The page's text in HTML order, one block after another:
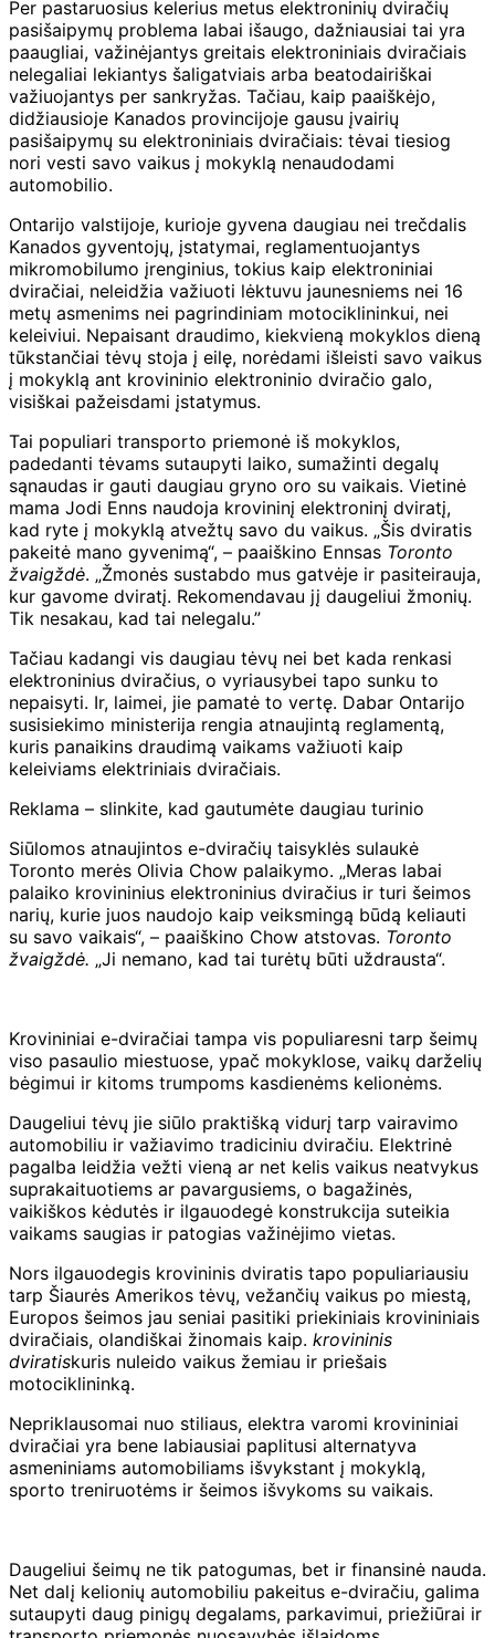
Per pastaruosius kelerius metus elektroninių dviračių
pasišaipymų problema labai išaugo, dažniausiai tai yra
paaugliai, važinėjantys greitais elektroniniais dviračiais
nelegaliai lekiantys šaligatviais arba beatodairiškai
važiuojantys per sankryžas. Tačiau, kaip paaiškėjo,
didžiausioje Kanados provincijoje gausu įvairių
pasišaipymų su elektroniniais dviračiais: tėvai tiesiog
nori vesti savo vaikus į mokyklą nenaudodami
automobilio.
Ontarijo valstijoje, kurioje gyvena daugiau nei trečdalis
Kanados gyventojų, įstatymai, reglamentuojantys
mikromobilumo įrenginius, tokius kaip elektroniniai
dviračiai, neleidžia važiuoti lėktuvu jaunesniems nei 16
metų asmenims nei pagrindiniam motociklininkui, nei
keleiviui. Nepaisant draudimo, kiekvieną mokyklos dieną
tūkstančiai tėvų stoja į eilę, norėdami išleisti savo vaikus
į mokyklą ant krovininio elektroninio dviračio galo,
visiškai pažeisdami įstatymus.
Tai populiari transporto priemonė iš mokyklos,
padedanti tėvams sutaupyti laiko, sumažinti degalų
sąnaudas ir gauti daugiau gryno oro su vaikais. Vietinė
mama Jodi Enns naudoja krovininį elektroninį dviratį,
kad ryte į mokyklą atvežtų savo du vaikus. „Šis dviratis
pakeitė mano gyvenimą“, – paaiškino Ennsas Toronto
žvaigždė. „Žmonės sustabdo mus gatvėje ir pasiteirauja,
kur gavome dviratį. Rekomendavau jį daugeliui žmonių.
Tik nesakau, kad tai nelegalu.”
Tačiau kadangi vis daugiau tėvų nei bet kada renkasi
elektroninius dviračius, o vyriausybei tapo sunku to
nepaisyti. Ir, laimei, jie pamatė to vertę. Dabar Ontarijo
susisiekimo ministerija rengia atnaujintą reglamentą,
kuris panaikins draudimą vaikams važiuoti kaip
keleiviams elektriniais dviračiais.
Reklama – slinkite, kad gautumėte daugiau turinio
Siūlomos atnaujintos e-dviračių taisyklės sulaukė
Toronto merės Olivia Chow palaikymo. „Meras labai
palaiko krovininius elektroninius dviračius ir turi šeimos
narių, kurie juos naudojo kaip veiksmingą būdą keliauti
su savo vaikais“, – paaiškino Chow atstovas. Toronto
žvaigždė. „Ji nemano, kad tai turėtų būti uždrausta“.
Krovininiai e-dviračiai tampa vis populiaresni tarp šeimų
viso pasaulio miestuose, ypač mokyklose, vaikų darželių
bėgimui ir kitoms trumpoms kasdienėms kelionėms.
Daugeliui tėvų jie siūlo praktišką vidurį tarp vairavimo
automobiliu ir važiavimo tradiciniu dviračiu. Elektrinė
pagalba leidžia vežti vieną ar net kelis vaikus neatvykus
suprakaituotiems ar pavargusiems, o bagažinės,
vaikiškos kėdutės ir ilgauodegė konstrukcija suteikia
vaikams saugias ir patogias važinėjimo vietas.
Nors ilgauodegis krovininis dviratis tapo populiariausiu
tarp Šiaurės Amerikos tėvų, vežančių vaikus po miestą,
Europos šeimos jau seniai pasitiki priekiniais krovininiais
dviračiais, olandiškai žinomais kaip. krovininis
dviratiskuris nuleido vaikus žemiau ir priešais
motociklininką.
Nepriklausomai nuo stiliaus, elektra varomi krovininiai
dviračiai yra bene labiausiai paplitusi alternatyva
asmeniniams automobiliams išvykstant į mokyklą,
sporto treniruotėms ir šeimos išvykoms su vaikais.
Daugeliui šeimų ne tik patogumas, bet ir finansinė nauda.
Net dalį kelionių automobiliu pakeitus e-dviračiu, galima
sutaupyti daug pinigų degalams, parkavimui, priežiūrai ir